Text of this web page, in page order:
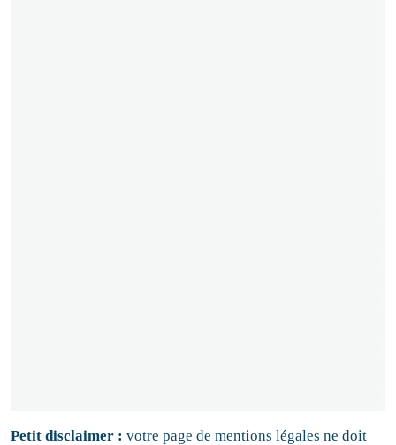
Petit disclaimer :votre page de mentions légales ne doit